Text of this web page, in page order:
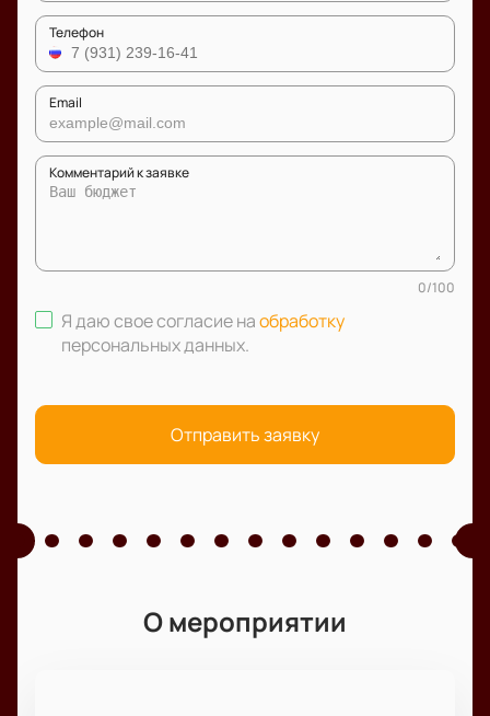
Телефон
Email
Комментарий к заявке
0/100
Я даю свое согласие наобработку
персональных данных.
Отправить заявку
О мероприятии